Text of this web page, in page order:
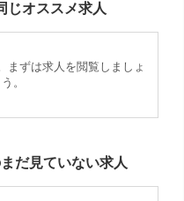
じオススメ求人
まずは求人を閲覧しましょ
う。
だ見ていない求人